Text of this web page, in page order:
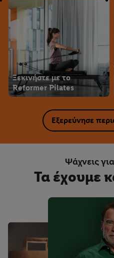
Ξεκινήστε με το
Reformer Pilates
Εξερεύνησε
Ψάχνεις
Τα έχουμε